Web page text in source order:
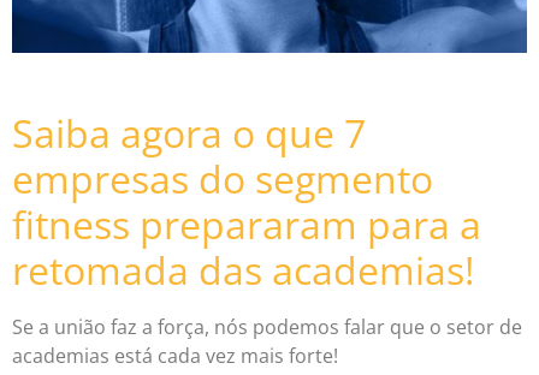
Saiba agora o que 7
empresas do segmento
fitness prepararam para a
retomada das academias!
Se a união faz a força, nós podemos falar que o setor de
academias está cada vez mais forte!